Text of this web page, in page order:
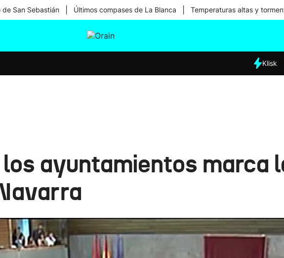
de San Sebastián Últimos compases de La Blanca Temperaturas altas y
Klisk
ayuntamientos marca